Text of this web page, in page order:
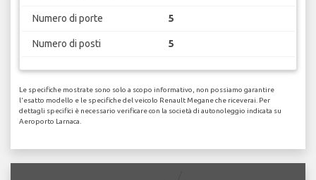
Numero di porte 5
Numero di posti 5
Le specifiche mostrate sono solo a scopo informativo, non possiamo garantire
l'esatto modello e le specifiche del veicolo Renault Megane che riceverai. Per
dettagli specifici è necessario verificare con la società di autonoleggio indicata su
Aeroporto Larnaca.